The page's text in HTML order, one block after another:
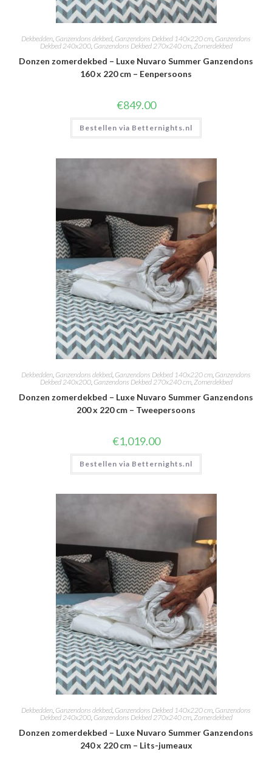
Dekbedden, Ganzendons dekbed, Ganzendons Dekbed 140x220 cm, Ganzendons
Dekbed 240x200, Ganzendons Dekbed 270x240 cm,Zomerdekbed
Donzen zomerdekbed – Luxe Nuvaro Summer Ganzendons
160 x 220 cm – Eenpersoons
€849.00
Bestellen via Betternights.nl
Dekbedden Ganzendons dekbed Ganzendons Dekbed 140x220 cm Ganzendons
Dekbed 240x200, Ganzendons Dekbed 270x240 cm, Zomerdekbed
Donzen zomerdekbed – Luxe Nuvaro Summer Ganzendons
200 x 220 cm – Tweepersoons
€1,019.00
Bestellen via Betternights.nl
Dekbedden, Ganzendons dekbed, Ganzendons Dekbed 140x220 cm, Ganzendons
Dekbed 240x200, Ganzendons Dekbed 270x240 cm,Zomerdekbed
Donzen zomerdekbed – Luxe Nuvaro Summer Ganzendons
240 x 220 cm – Lits-jumeaux